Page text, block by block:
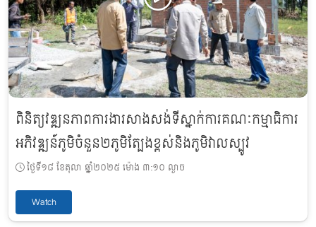
ពិនិត្យវឌ្ឍនភាពការងារសាងសង់ទីស្នាក់ការគណៈកម្មាធិការ
អភិវឌ្ឍន៍ភូមិចំនួន២ភូមិត្បែងខ្ពស់និងភូមិវាលស្បូវ
ថ្ងៃទី១៨ ខែតុលា ឆ្នាំ២០២៥ ម៉ោង ៣:១០ ល្ងាច
Watch